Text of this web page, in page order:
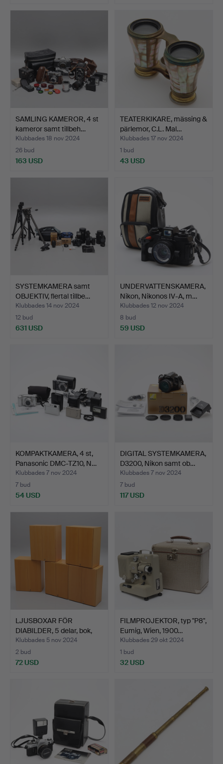
SAMLING KAMEROR, 4 st
kameror samt tillbeh…
Klubbades 18 nov 2024
26 bud
163 USD
TEATERKIKARE, mässing &
pärlemor, C.L. Mal…
Klubbades 17 nov 2024
1 bud
43 USD
SYSTEMKAMERA samt
OBJEKTIV, flertal tillbe…
Klubbades 14 nov 2024
12 bud
631 USD
UNDERVATTENSKAMERA,
Nikon, Nikonos IV-A, m…
Klubbades 12 nov 2024
8 bud
59 USD
KOMPAKTKAMERA, 4 st,
Panasonic DMC-TZ10, N…
Klubbades 7 nov 2024
7 bud
54 USD
DIGITAL SYSTEMKAMERA,
D3200, Nikon samt ob…
Klubbades 7 nov 2024
7 bud
117 USD
LJUSBOXAR FÖR
DIABILDER, 5 delar, bok,
möj…
Klubbades 5 nov 2024
2 bud
72 USD
FILMPROJEKTOR, typ "P8",
Eumig, Wien, 1900…
Klubbades 29 okt 2024
1 bud
32 USD